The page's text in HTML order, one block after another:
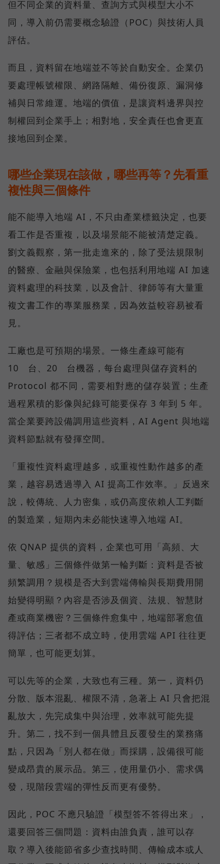
但不同企業的資料量、查詢方式與模型大小不
同，導入前仍需要概念驗證（POC）與技術人員
評估。
而且，資料留在地端並不等於自動安全。企業仍
要處理帳號權限、網路隔離、備份復原、漏洞修
補與日常維運。地端的價值，是讓資料邊界與控
制權回到企業手上；相對地，安全責任也會更直
接地回到企業。
哪些企業現在該做，哪些再等？先看重
複性與三個條件
能不能導入地端 AI，不只由產業標籤決定，也要
看工作是否重複，以及場景能不能被清楚定義。
劉文義觀察，第一批走進來的，除了受法規限制
的醫療、金融與保險業，也包括利用地端 AI 加速
資料處理的科技業，以及會計、律師等有大量重
複文書工作的專業服務業，因為效益較容易被看
見。
工廠也是可預期的場景。一條生產線可能有
10 台、20 台機器，每台處理與儲存資料的
Protocol 都不同，需要相對應的儲存裝置；生產
過程累積的影像與紀錄可能要保存 3 年到 5 年。
當企業要跨設備調用這些資料，AI Agent 與地端
資料節點就有發揮空間。
「重複性資料處理越多，或重複性動作越多的產
業，越容易透過導入 AI 提高工作效率。」反過來
說，較傳統、人力密集，或仍高度依賴人工判斷
的製造業，短期內未必能快速導入地端 AI。
依 QNAP 提供的資料，企業也可用「高頻、大
量、敏感」三個條件做第一輪判斷：資料是否被
頻繁調用？規模是否大到雲端傳輸與長期費用開
始變得明顯？內容是否涉及個資、法規、智慧財
產或商業機密？三個條件愈集中，地端部署愈值
得評估；三者都不成立時，使用雲端 API 往往更
簡單，也可能更划算。
可以先等的企業，大致也有三種。第一，資料仍
分散、版本混亂、權限不清，急著上 AI 只會把混
亂放大，先完成集中與治理，效率就可能先提
升。第二，找不到一個具體且反覆發生的業務痛
點，只因為「別人都在做」而採購，設備很可能
變成昂貴的展示品。第三，使用量仍小、需求偶
發，現階段雲端的彈性反而更有優勢。
因此，POC 不應只驗證「模型答不答得出來」，
還要回答三個問題：資料由誰負責，誰可以存
取？導入後能節省多少查找時間、傳輸成本或人